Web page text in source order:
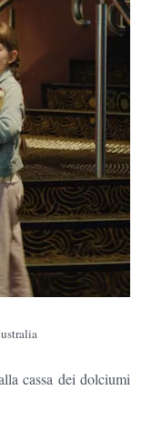
cassa dei dolciumi